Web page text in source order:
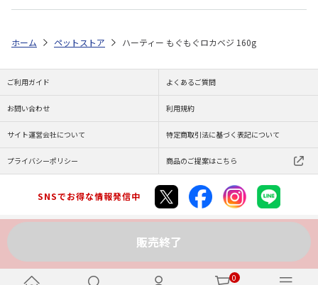
0
販売終了
ホーム ペットストア ハーティー もぐもぐロカベジ 160g
ご利用ガイド よくあるご質問
お問い合わせ 利用規約
サイト運営会社について 特定商取引法に基づく表記について
プライバシーポリシー 商品のご提案はこちら
SNSでお得な情報発信中